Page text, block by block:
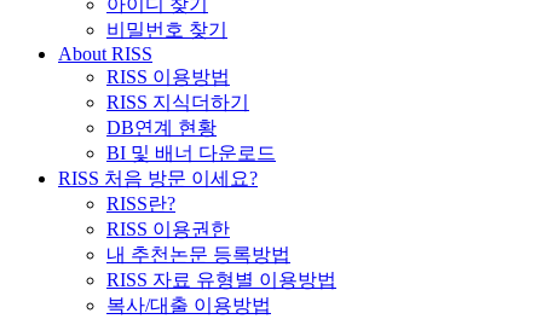
아이디 찾기
비밀번호 찾기
About RISS
RISS 이용방법
RISS 지식더하기
DB연계 현황
BI 및 배너 다운로드
RISS 처음 방문 이세요?
RISS란?
RISS 이용권한
내 추천논문 등록방법
RISS 자료 유형별 이용방법
복사/대출 이용방법